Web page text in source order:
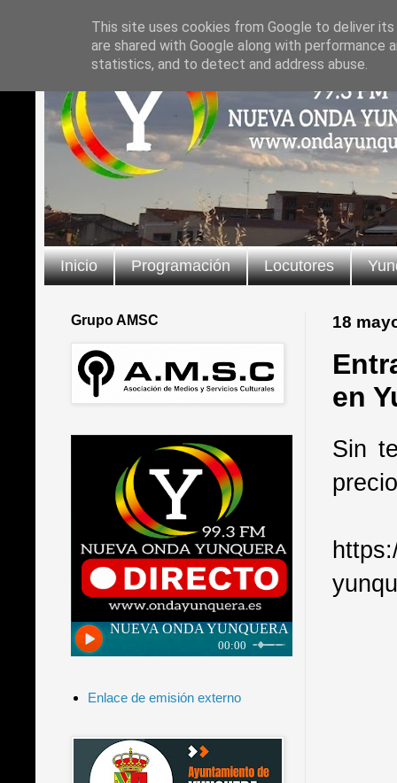
Inicio Programación Locutores
18
en
Sin
Grupo AMSC
Enlace de emisión externo
This site uses cookies from Google to deliver
are shared with Google along with
statistics, and to detect and address abuse.